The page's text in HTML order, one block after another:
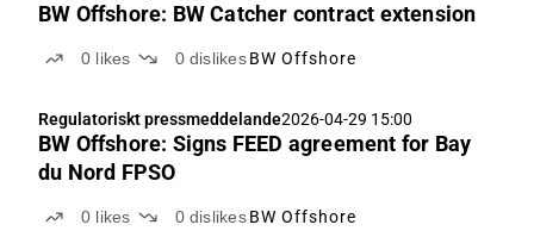
BW Offshore: BW Catcher contract extension
0 likes 0 dislikes BW Offshore
Regulatoriskt pressmeddelande2026-04-29 15:00
BW Offshore: Signs FEED agreement for Bay
du Nord FPSO
0 likes 0 dislikes BW Offshore